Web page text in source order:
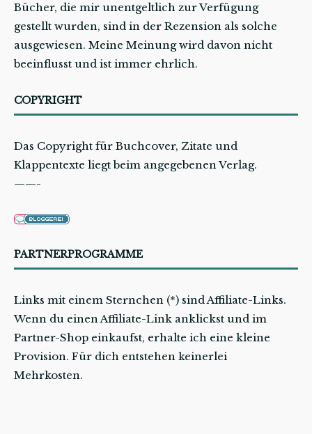
Bücher, die mir unentgeltlich zur Verfügung
gestellt wurden, sind in der Rezension als solche
ausgewiesen. Meine Meinung wird davon nicht
beeinflusst und ist immer ehrlich.
COPYRIGHT
Das Copyright für Buchcover, Zitate und
Klappentexte liegt beim angegebenen Verlag.
——-
PARTNERPROGRAMME
Links mit einem Sternchen (*) sind Affiliate-Links.
Wenn du einen Affiliate-Link anklickst und im
Partner-Shop einkaufst, erhalte ich eine kleine
Provision. Für dich entstehen keinerlei
Mehrkosten.